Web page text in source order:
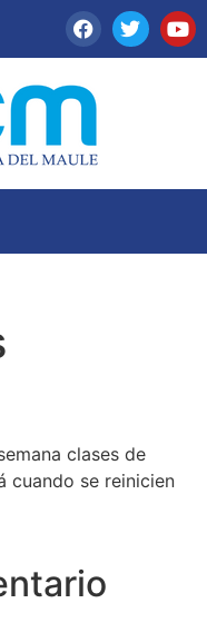
clases de
cuando se reinicien